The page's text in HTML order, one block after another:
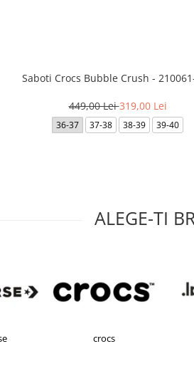
Saboti Crocs Bubble Crush -
449,00 Lei319,00 Lei
36-37 37-38 38-39 39-40
ALEGE-TI
Desigual